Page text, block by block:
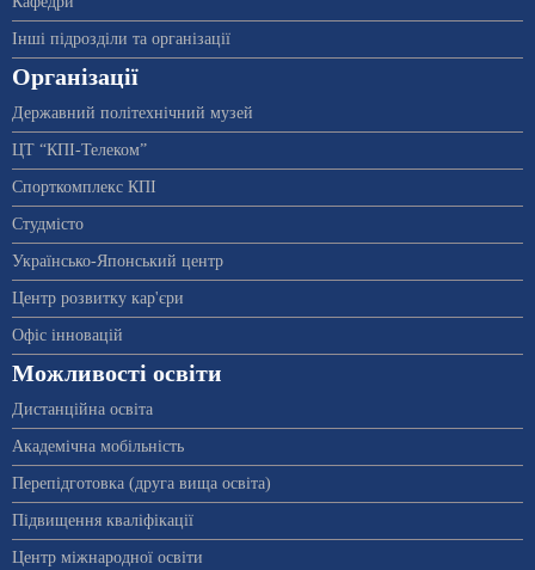
Інші підрозділи та організації
Організації
Державний політехнічний музей
ЦТ “КПІ-Телеком”
Спорткомплекс КПІ
Студмісто
Українсько-Японський центр
Центр розвитку кар'єри
Офіс інновацій
Можливості освіти
Дистанційна освіта
Академічна мобільність
Перепідготовка (друга вища освіта)
Підвищення кваліфікації
Центр міжнародної освіти